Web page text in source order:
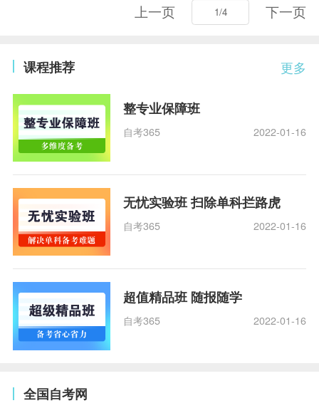
上一页 下一页
更多
课程推荐
整专业保障班
自考365 2022-01-16
无忧实验班 扫除单科拦路虎
自考365 2022-01-16
超值精品班 随报随学
自考365 2022-01-16
全国自考网